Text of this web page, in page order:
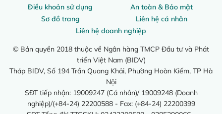
Điều khoản sử dụng
An toàn & Bảo mật
Sơ đồ trang
Liên hệ cá nhân
Liên hệ doanh nghiệp
© Bản quyền 2018 thuộc về Ngân hàng TMCP Đầu tư và Phát
triển Việt Nam (BIDV)
Tháp BIDV, Số 194 Trần Quang Khải, Phường Hoàn Kiếm, TP Hà
Nội
SĐT tiếp nhận: 19009247 (Cá nhân)/ 19009248 (Doanh
nghiệp)/(+84-24) 22200588 - Fax: (+84-24) 22200399